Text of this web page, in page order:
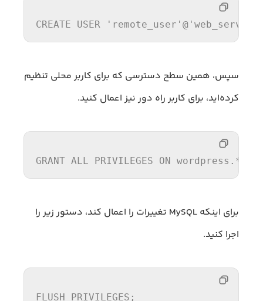
CREATE USER 'remote_user' @
سپس، همین سطح دسترسی که برای کاربر محلی تنظیم
کرده‌اید، برای کاربر راه دور نیز اعمال کنید.
GRANT ALL PRIVILEGES ON wordpress.*
برای اینکه MySQL تغییرات را اعمال کند، دستور زیر را
اجرا کنید.
FLUSH PRIVILEGES ;